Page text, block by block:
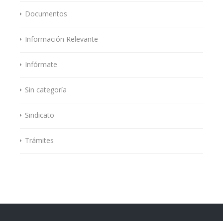
Documentos
Información Relevante
Infórmate
Sin categoría
Sindicato
Trámites